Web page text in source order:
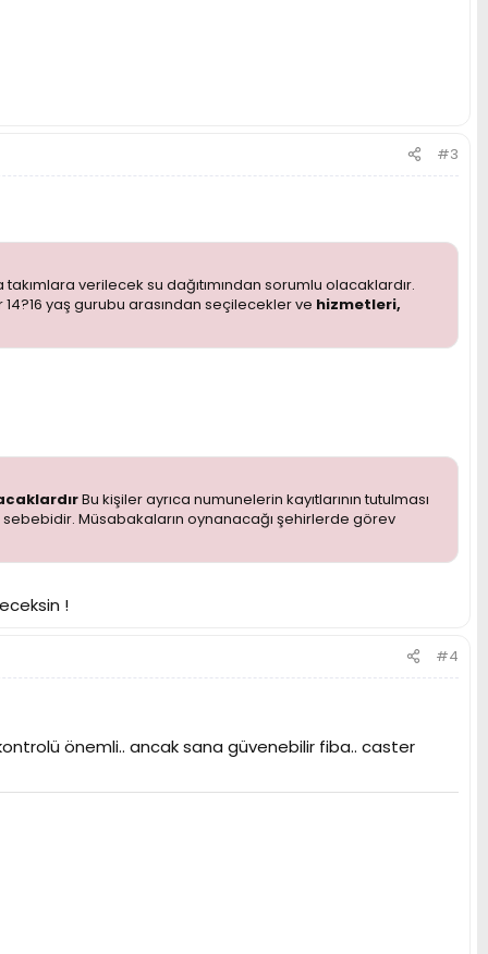
#3
verilecek su dağıtımından sorumlu olacaklardır.
yaş gurubu arasından seçilecekler ve hizmetleri,
Bu kişiler ayrıca numunelerin kayıtlarının tutulması
Müsabakaların oynanacağı şehirlerde görev
!
#4
önemli.. ancak sana güvenebilir fiba.. caster